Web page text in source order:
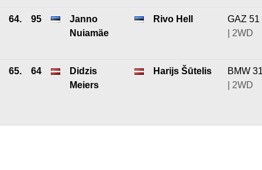
64. 95
Janno
Nuiamäe
Rivo Hell
GAZ 51
| 2WD
65. 64
Didzis
Meiers
Harijs Šūtelis
BMW
| 2WD